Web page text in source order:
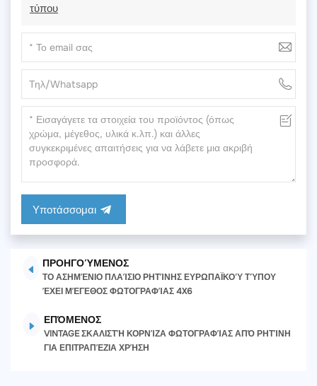
τύπου
Υποτάσσομαι
ΠΡΟΗΓΟΎΜΕΝΟΣ
ΤΟ ΑΣΗΜΈΝΙΟ ΠΛΑΊΣΙΟ ΡΗΤΊΝΗΣ ΕΥΡΩΠΑΪΚΟΎ ΤΎΠΟΥ
ΈΧΕΙ ΜΈΓΕΘΟΣ ΦΩΤΟΓΡΑΦΊΑΣ 4X6
ΕΠΌΜΕΝΟΣ
VINTAGE ΣΚΑΛΙΣΤΉ ΚΟΡΝΊΖΑ ΦΩΤΟΓΡΑΦΊΑΣ ΑΠΌ ΡΗΤΊΝΗ
ΓΙΑ ΕΠΙΤΡΑΠΈΖΙΑ ΧΡΉΣΗ